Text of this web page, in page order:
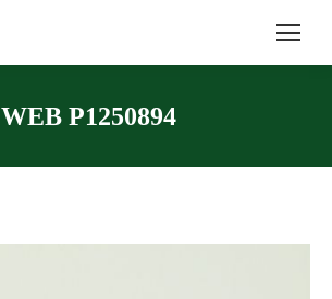
WEB P1250894